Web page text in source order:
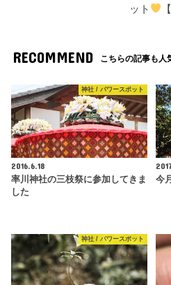
ット
RECOMMEND こちらの記事も人
神社 / パワースポット
2016.6.18
率川神社の三枝祭に参加してきま
した
今
神社 / パワースポット